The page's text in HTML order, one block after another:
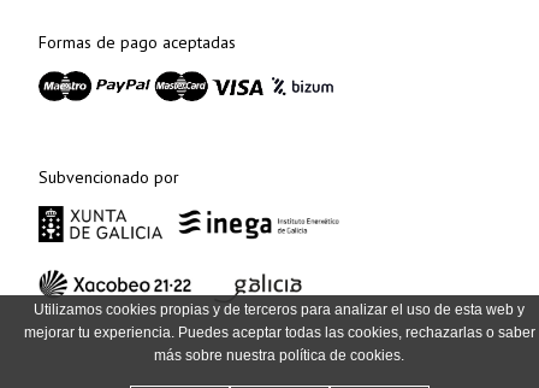
Utilizamos cookies propias y de terceros para analizar el uso de esta web y
mejorar tu experiencia. Puedes aceptar todas las cookies, rechazarlas o saber
más sobre nuestra política de cookies.
Formas de pago aceptadas
Subvencionado por